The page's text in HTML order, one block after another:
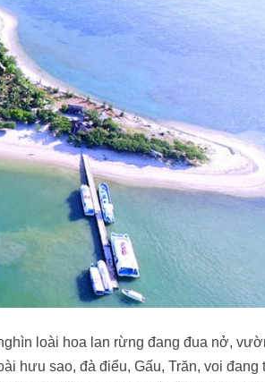
loài hoa lan rừng đang đua nở,
hưu sao, đà điểu, Gấu, Trăn, voi đang